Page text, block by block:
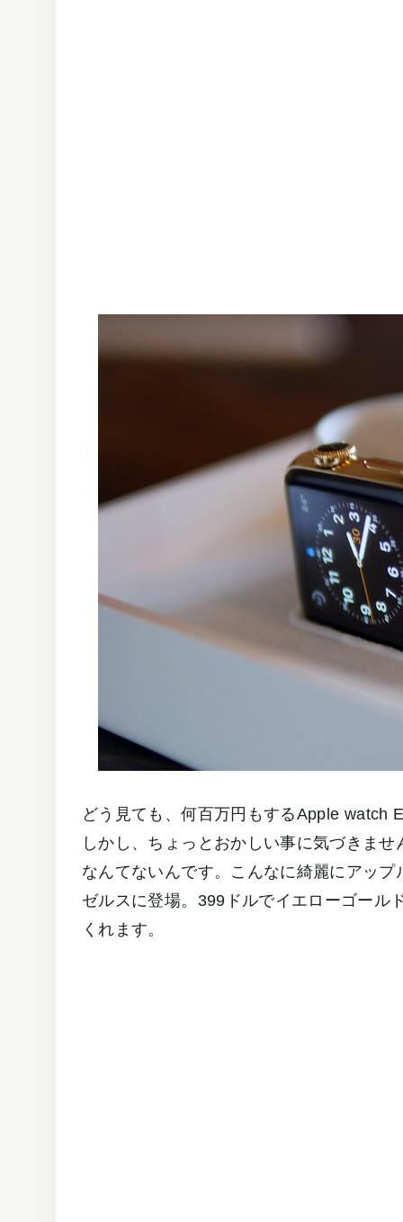
どう見ても、何百万円もするApple watch
しかし、ちょっとおかしい事に気づきま
なんてないんです。こんなに綺麗にアッ
ゼルスに登場。399ドルでイエローゴール
くれます。